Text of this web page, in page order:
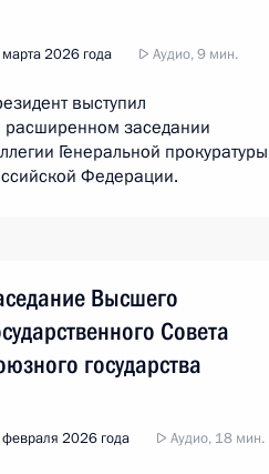
2026 года Аудио, 9 мин.
выступил
расширенном заседании
Генеральной прокуратуры
Федерации.
Высшего
Совета
государства
2026 года Аудио, 18 мин.